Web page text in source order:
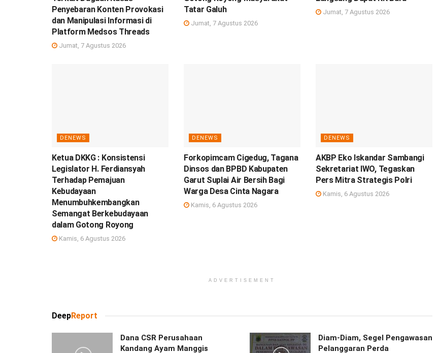
Penyebaran Konten Provokasi
dan Manipulasi Informasi di
Platform Medsos Threads
Jumat, 7 Agustus 2026
Tatar Galuh
Jumat, 7 Agustus 2026
Jumat, 7 Agustus 2026
DENEWS
Ketua DKKG : Konsistensi
Legislator H. Ferdiansyah
Terhadap Pemajuan
Kebudayaan
Menumbuhkembangkan
Semangat Berkebudayaan
dalam Gotong Royong
Kamis, 6 Agustus 2026
DENEWS
Forkopimcam Cigedug, Tagana
Dinsos dan BPBD Kabupaten
Garut Suplai Air Bersih Bagi
Warga Desa Cinta Nagara
Kamis, 6 Agustus 2026
DENEWS
AKBP Eko Iskandar Sambangi
Sekretariat IWO, Tegaskan
Pers Mitra Strategis Polri
Kamis, 6 Agustus 2026
ADVERTISEMENT
DeepReport
Dana CSR Perusahaan
Kandang Ayam Manggis
Diam-Diam, Segel Pengawasan
Pelanggaran Perda